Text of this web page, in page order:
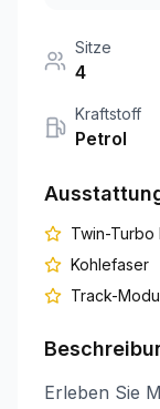
Sitze
4
Kraftstoff
Petrol
Twin-Turbo
Kohlefaser
Track-
Erleben Sie